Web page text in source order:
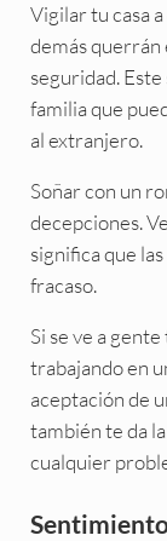
Vigilar tu casa
demás querrán
seguridad.
familia que
al extranjero.
Soñar con un
decepciones.
significa que
fracaso.
Si se ve a
trabajando en
aceptación de
también te da
cualquier